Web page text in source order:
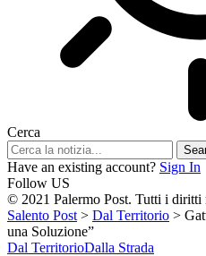
Cerca
Have an existing account? Sign In
Follow US
© 2021 Palermo Post. Tutti i diritti
Salento Post > Dal Territorio >
una Soluzione”
Dal TerritorioDalla Strada